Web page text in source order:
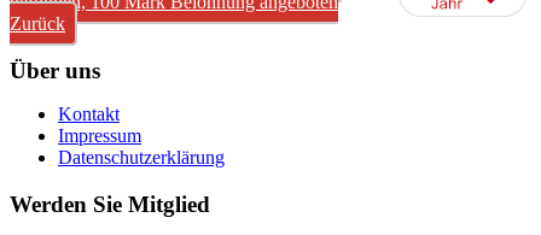
Zurück
Über uns
Kontakt
Impressum
Datenschutzerklärung
Werden Sie Mitglied